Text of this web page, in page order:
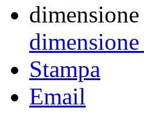
Stampa
Email